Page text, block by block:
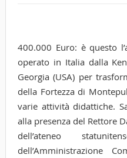
400.000 Euro: è questo
operato in Italia dalla
Georgia (USA) per
della Fortezza di
varie attività didattiche.
alla presenza del Rettore
dell’ateneo
dell’Amministrazione